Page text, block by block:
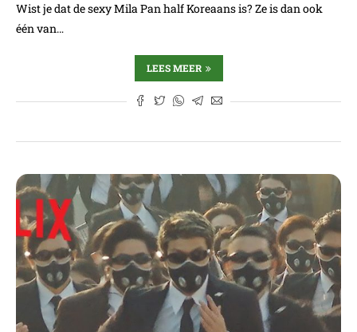
Wist je dat de sexy Mila Pan half Koreaans is? Ze is dan ook
één van…
LEES MEER